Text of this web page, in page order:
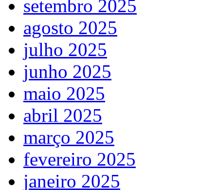
setembro 2025
agosto 2025
julho 2025
junho 2025
maio 2025
abril 2025
março 2025
fevereiro 2025
janeiro 2025